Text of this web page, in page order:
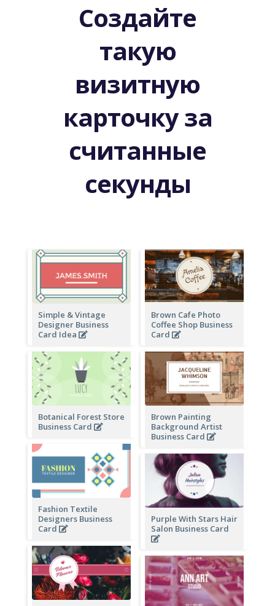
Создайте
такую
визитную
карточку за
считанные
секунды
Simple & Vintage
Designer Business
Card Idea
Botanical Forest Store
Business Card
Fashion Textile
Designers Business
Card
Brown Cafe Photo
Coffee Shop Business
Card
Brown Painting
Background Artist
Business Card
Purple With Stars Hair
Salon Business Card